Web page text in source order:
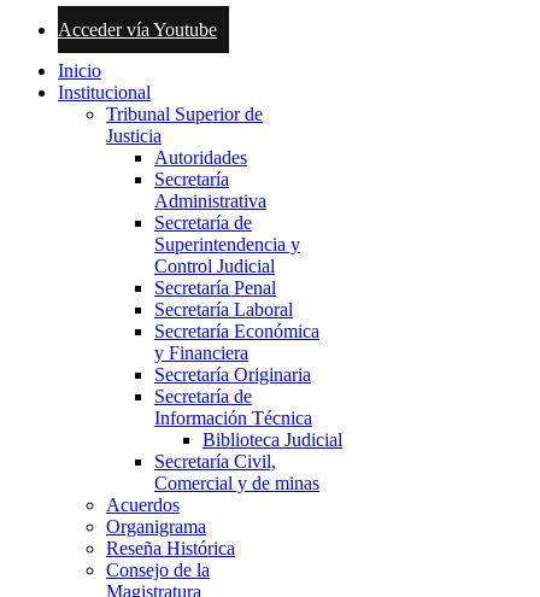
Acceder vía Youtube
Inicio
Institucional
Tribunal Superior de
Justicia
Autoridades
Secretaría
Administrativa
Secretaría de
Superintendencia y
Control Judicial
Secretaría Penal
Secretaría Laboral
Secretaría Económica
y Financiera
Secretaría Originaria
Secretaría de
Información Técnica
Biblioteca Judicial
Secretaría Civil,
Comercial y de minas
Acuerdos
Organigrama
Reseña Histórica
Consejo de la
Magistratura